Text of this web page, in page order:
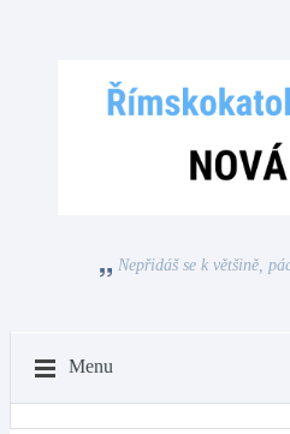
Nepřidáš se k většině,
Menu